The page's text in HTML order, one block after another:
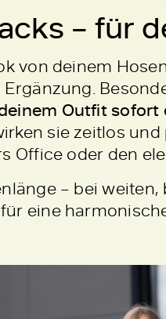
– für
von deinem
Outfit sofort
sie zeitlos
Office oder den
– bei
eine